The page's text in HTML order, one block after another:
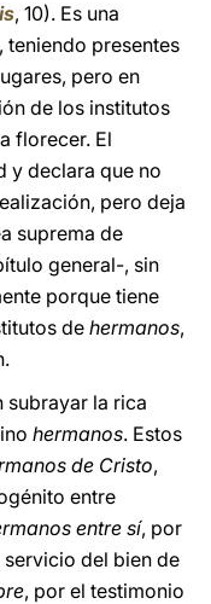
, 10). Es una
presentes
pero en
de los institutos
florecer. El
y declara que no
pero deja
suprema de
general-, sin
porque tiene
dehermanos,
subrayar la rica
hermanos. Estos
de Cristo,
entre
entre sí, por
del bien de
, por el testimonio